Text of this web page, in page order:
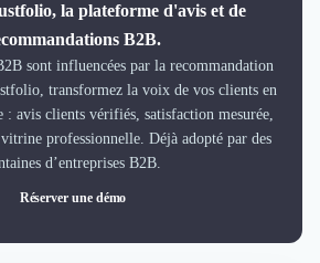
la plateforme d'avis et de
B2B.
sont influencées par la recommandation
transformez la voix de vos clients en
: avis clients vérifiés, satisfaction mesurée,
professionnelle. Déjà adopté par des
d’entreprises B2B.
Réserver une démo